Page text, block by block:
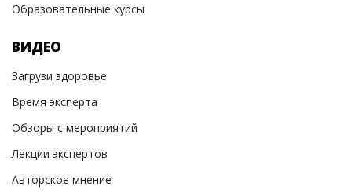
Образовательные курсы
ВИДЕО
Загрузи здоровье
Время эксперта
Обзоры с мероприятий
Лекции экспертов
Авторское мнение